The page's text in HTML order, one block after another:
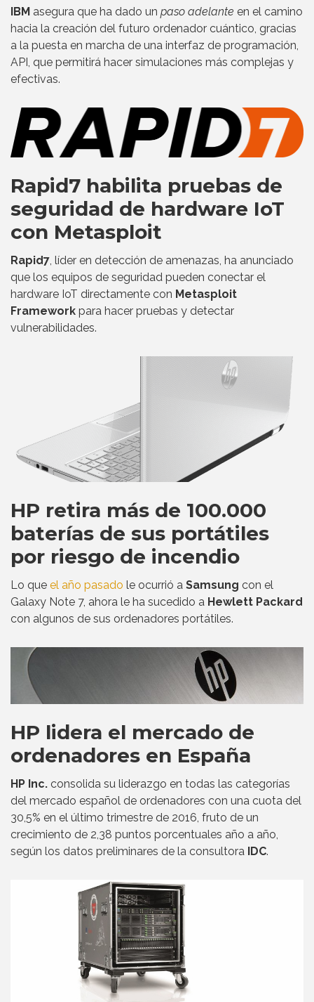
IBM asegura que ha dado un paso adelante en el camino
hacia la creación del futuro ordenador cuántico, gracias
a la puesta en marcha de una interfaz de programación,
API, que permitirá hacer simulaciones más complejas y
efectivas.
Rapid7 habilita pruebas de
seguridad de hardware IoT
con Metasploit
Rapid7 , líder en detección de amenazas, ha anunciado
que los equipos de seguridad pueden conectar el
hardware IoT directamente con Metasploit
Framework para hacer pruebas y detectar
vulnerabilidades.
HP retira más de 100.000
baterías de sus portátiles
por riesgo de incendio
Lo que el año pasado le ocurrió a Samsung con el
Galaxy Note 7, ahora le ha sucedido a Hewlett Packard
con algunos de sus ordenadores portátiles.
HP lidera el mercado de
ordenadores en España
HP Inc. consolida su liderazgo en todas las categorías
del mercado español de ordenadores con una cuota del
30,5% en el último trimestre de 2016, fruto de un
crecimiento de 2,38 puntos porcentuales año a año,
según los datos preliminares de la consultora IDC.